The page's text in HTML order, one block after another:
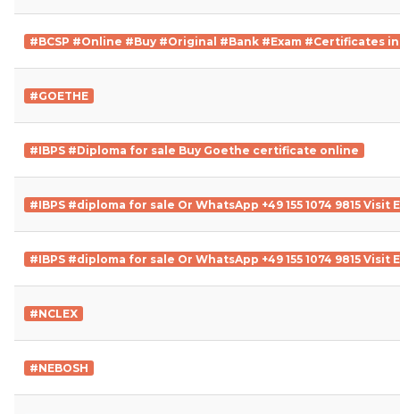
#BCSP #Online #Buy #Original #Bank #Exam #Certificates
#GOETHE
#IBPS #Diploma for sale Buy Goethe certificate online
#IBPS #diploma for sale Or WhatsApp +49 155 1074 9815
#IBPS #diploma for sale Or WhatsApp +49 155 1074 9815
#NCLEX
#NEBOSH